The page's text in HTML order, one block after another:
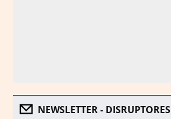
NEWSLETTER - DISRUPTORES